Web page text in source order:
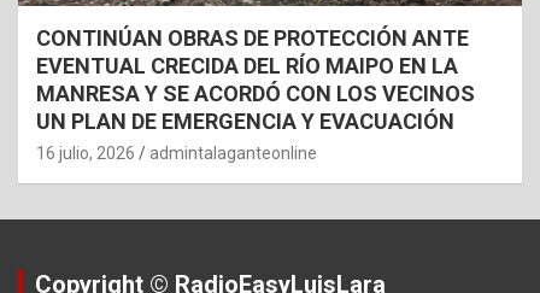
CONTINÚAN OBRAS DE PROTECCIÓN ANTE
EVENTUAL CRECIDA DEL RÍO MAIPO EN LA
MANRESA Y SE ACORDÓ CON LOS VECINOS
UN PLAN DE EMERGENCIA Y EVACUACIÓN
16 julio, 2026 admintalaganteonline
Copyright © RadioEasyLuisLara